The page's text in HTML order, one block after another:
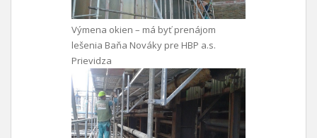
Výmena okien – má byť prenájom
lešenia Baňa Nováky pre HBP a.s.
Prievidza